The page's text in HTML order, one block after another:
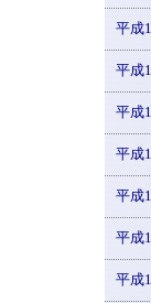
平成
平成
平成
平成
平成
平成
平成